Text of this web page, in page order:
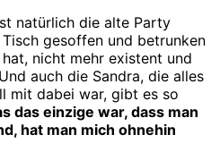
natürlich die alte Party
gesoffen und betrunken
nicht mehr existent und
auch die Sandra, die alles
mit dabei war, gibt es so
das einzige war, dass man
hat man mich ohnehin